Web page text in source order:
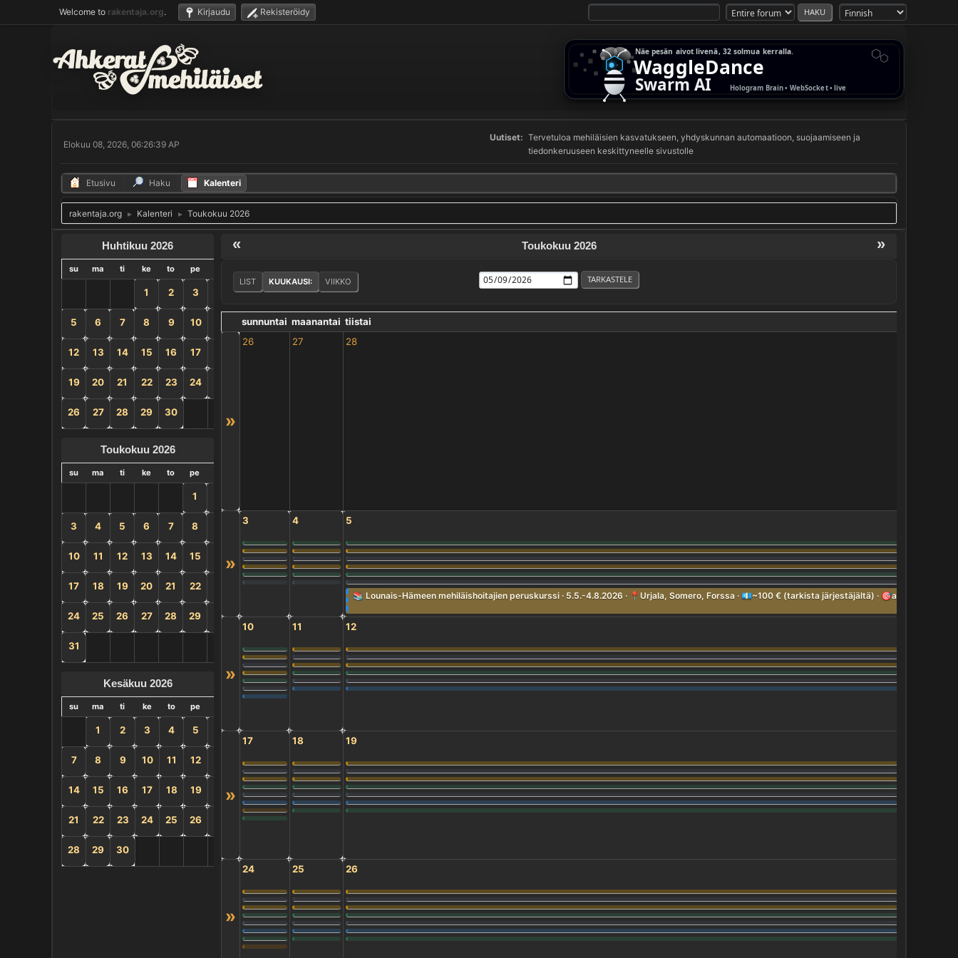
Welcome to rakentaja.org. Kirjaudu Rekisteröidy
Elokuu 08, 2026, 06:26:39 AP
Uutiset: Tervetuloa mehiläisien kasvatukseen, yhdyskunnan automaatioon, suojaamiseen ja
tiedonkeruuseen keskittyneelle sivustolle
Etusivu Haku Kalenteri
rakentaja.org ► Kalenteri ► Toukokuu 2026
Huhtikuu 2026
su ma ti ke to pe
1 2 3
5 6 7 8 9 10
12 13 14 15 16 17
19 20 21 22 23 24
26 27 28 29 30
Toukokuu 2026
su ma ti ke to pe
1
3 4 5 6 7 8
10 11 12 13 14 15
17 18 19 20 21 22
24 25 26 27 28 29 30
31
Kesäkuu 2026
su ma ti ke to pe
1 2 3 4 5 6
7 8 9 10 11 12
14 15 16 17 18 19
21 22 23 24 25 26
28 29 30
« »
Toukokuu 2026
LIST KUUKAUSI: VIIKKO
sunnuntai maanantai tiistai
»
26 27 28
»
3 4 5
📚 Lounais-Hämeen mehiläishoitajien peruskurssi · 5.5.-4.8.2026 · 📍Urjala, Somero, Forssa · 💶~100 € (tarkista järjestäjältä) · 🎯aloittelija,
»
10 11 12
»
17 18 19
»
24 25 26